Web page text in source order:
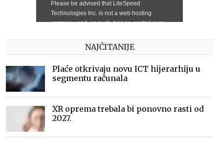
NAJČITANIJE
Plaće otkrivaju novu ICT hijerarhiju u
segmentu računala
XR oprema trebala bi ponovno rasti od
2027.